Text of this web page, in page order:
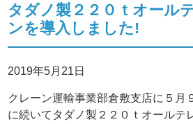
タダノ製２２０ｔオール
ンを導入しました!
2019年5月21日
クレーン運輸事業部倉敷支店に５月
に続いてタダノ製２２０ｔオールテ